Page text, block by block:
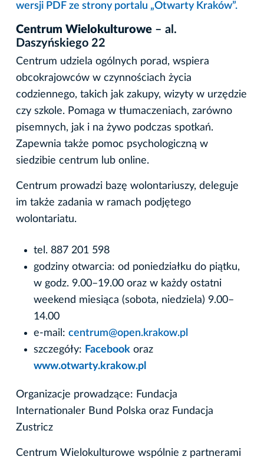
wersji PDF ze strony portalu „Otwarty Kraków”.
Centrum Wielokulturowe – al.
Daszyńskiego 22
Centrum udziela ogólnych porad, wspiera
obcokrajowców w czynnościach życia
codziennego, takich jak zakupy, wizyty w urzędzie
czy szkole. Pomaga w tłumaczeniach, zarówno
pisemnych, jak i na żywo podczas spotkań.
Zapewnia także pomoc psychologiczną w
siedzibie centrum lub online.
Centrum prowadzi bazę wolontariuszy, deleguje
im także zadania w ramach podjętego
wolontariatu.
tel. 887 201 598
godziny otwarcia: od poniedziałku do piątku,
w godz. 9.00–19.00 oraz w każdy ostatni
weekend miesiąca (sobota, niedziela) 9.00–
14.00
e-mail: centrum@open.krakow.pl
szczegóły: Facebook oraz
www.otwarty.krakow.pl
Organizacje prowadzące: Fundacja
Internationaler Bund Polska oraz Fundacja
Zustricz
Centrum Wielokulturowe wspólnie z partnerami